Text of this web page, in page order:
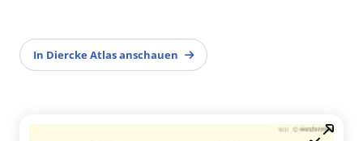
In Diercke Atlas anschauen